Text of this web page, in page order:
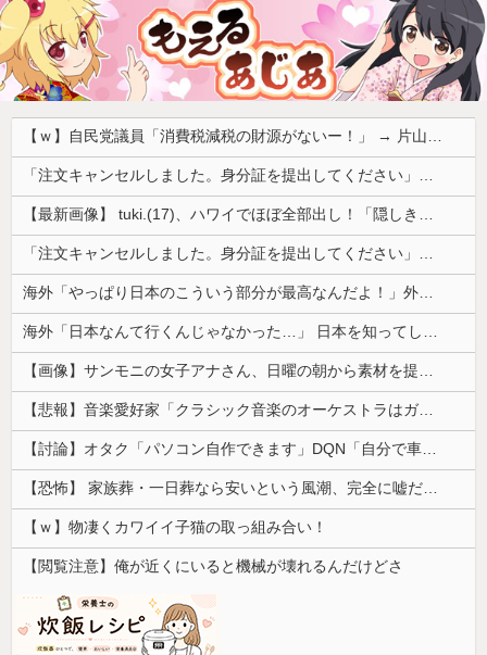
【ｗ】自民党議員「消費税減税の財源がないー！」 → 片山財務相、財源の心配は１ミリもいらない！と主張 ｗｗｗｗｗｗｗｗｗｗｗｗｗｗ
「注文キャンセルしました。身分証を提出してください」とAmazonから突然のメール、怪しすぎるのでカスタマーに確認したら……
【最新画像】 tuki.(17)、ハワイでほぼ全部出し！「隠しきれない美貌」とSNSざわつく
「注文キャンセルしました。身分証を提出してください」とAmazonから突然のメール、怪しすぎるのでカスタマーに確認したら……
海外「やっぱり日本のこういう部分が最高なんだよ！」外国人が語る日本の魅力的に感じる部分とは・・・？【海外の反応】
海外「日本なんて行くんじゃなかった…」 日本を知ってしまったディズニー信者、帰国後『本家』に失望する事態に
【画像】サンモニの女子アナさん、日曜の朝から素材を提供してしまう
【悲報】音楽愛好家「クラシック音楽のオーケストラはガラガラなのに、ゲーム音楽のオーケストラは満員……本当にイライラする」
【討論】オタク「パソコン自作できます」DQN「自分で車やバイクいじれます」
【恐怖】 家族葬・一日葬なら安いという風潮、完全に嘘だった・・・・
【ｗ】物凄くカワイイ子猫の取っ組み合い！
【閲覧注意】俺が近くにいると機械が壊れるんだけどさ